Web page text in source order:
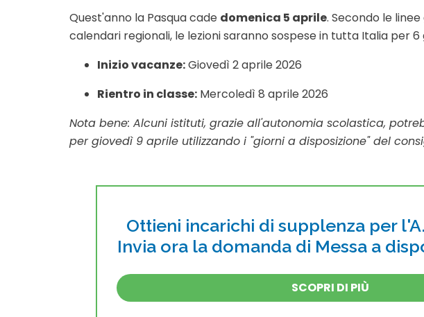
Quest'anno la Pasqua cade domenica 5 aprile. Secondo le
calendari regionali, le lezioni saranno sospese in tutta Italia per 6
Inizio vacanze:Giovedì 2 aprile 2026
Rientro in classe: Mercoledì 8 aprile 2026
Nota bene: Alcuni istituti, grazie all'autonomia scolastica,
per giovedì 9 aprile utilizzando i "giorni a disposizione" del
Ottieni incarichi di supplenza per
Invia ora la domanda di Messa a
SCOPRI DI PIÙ